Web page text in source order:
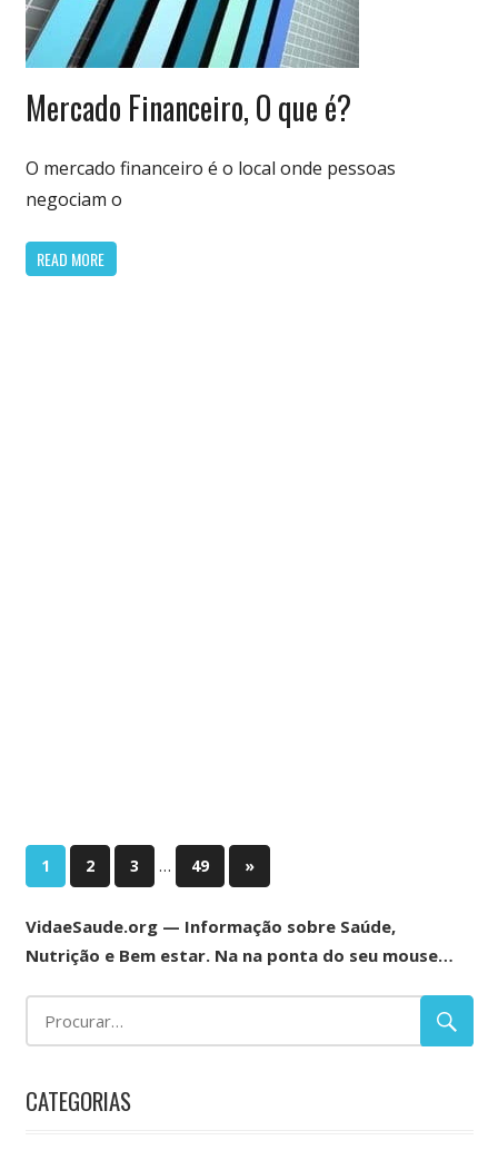
&
Mercado Financeiro, O que é?
O mercado financeiro é o local onde pessoas
negociam o
READ MORE
Navegação
posts
1 2 3 … 49
Next
Posts
»
VidaeSaude.org — Informação sobre Saúde,
Nutrição e Bem estar. Na na ponta do seu mouse…
CATEGORIAS